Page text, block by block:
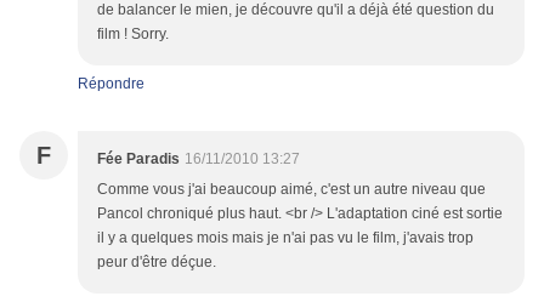
de balancer le mien, je découvre qu'il a déjà été question du
film ! Sorry.
Répondre
F Fée Paradis 16/11/2010 13:27
Comme vous j'ai beaucoup aimé, c'est un autre niveau que
Pancol chroniqué plus haut. <br /> L'adaptation ciné est sortie
il y a quelques mois mais je n'ai pas vu le film, j'avais trop
peur d'être déçue.